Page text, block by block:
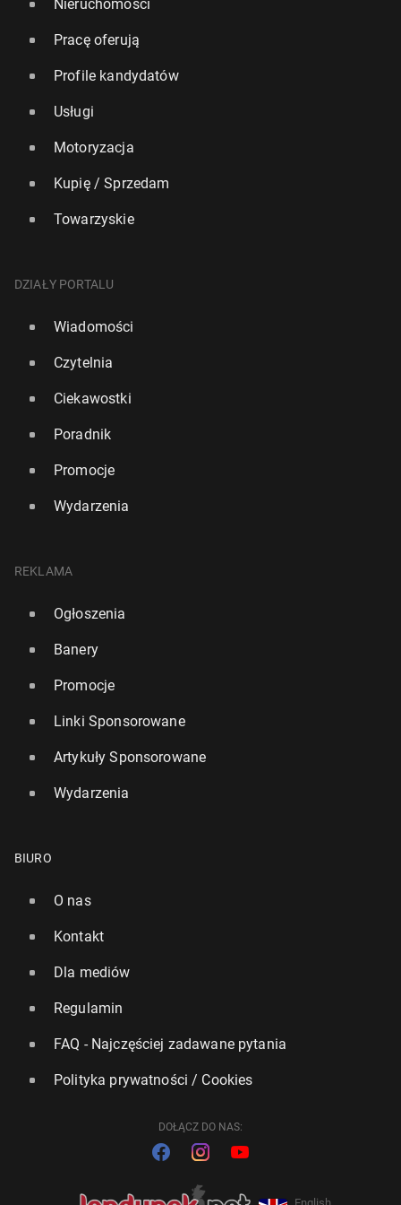
Nieruchomości
Pracę oferują
Profile kandydatów
Usługi
Motoryzacja
Kupię / Sprzedam
Towarzyskie
DZIAŁY PORTALU
Wiadomości
Czytelnia
Ciekawostki
Poradnik
Promocje
Wydarzenia
REKLAMA
Ogłoszenia
Banery
Promocje
Linki Sponsorowane
Artykuły Sponsorowane
Wydarzenia
BIURO
O nas
Kontakt
Dla mediów
Regulamin
FAQ - Najczęściej zadawane pytania
Polityka prywatności / Cookies
DOŁĄCZ DO NAS: